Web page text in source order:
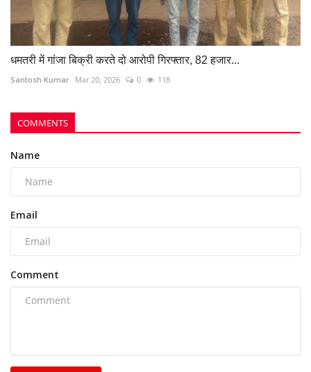
धमतरी में गांजा बिक्री करते दो आरोपी गिरफ्तार, 82 हजार...
Santosh Kumar Mar 20, 2026 0 118
COMMENTS
Name
Email
Comment